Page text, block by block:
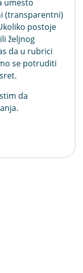
umesto
(transparentni)
postoje
željnog
da u rubrici
se potruditi
da